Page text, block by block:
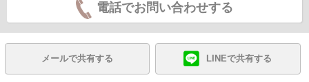
電話でお問い合わせする
メールで共有する LINEで共有する